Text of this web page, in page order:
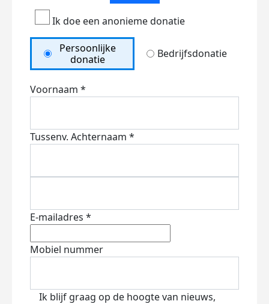
Ik doe een anonieme donatie
Persoonlijke
donatie
Bedrijfsdonatie
Voornaam *
Tussenv. Achternaam *
E-mailadres *
Mobiel nummer
Ik blijf graag op de hoogte van nieuws,